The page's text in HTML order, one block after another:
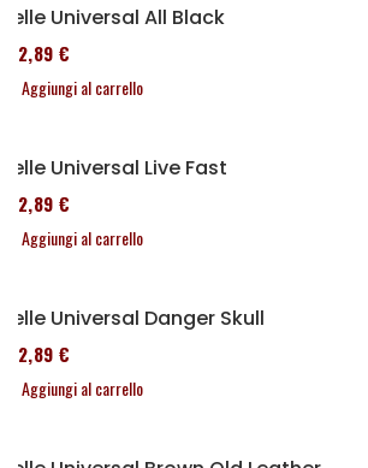
Selle Universal All Black
152,89 €
Aggiungi al carrello
Selle Universal Live Fast
152,89 €
Aggiungi al carrello
Selle Universal Danger Skull
152,89 €
Aggiungi al carrello